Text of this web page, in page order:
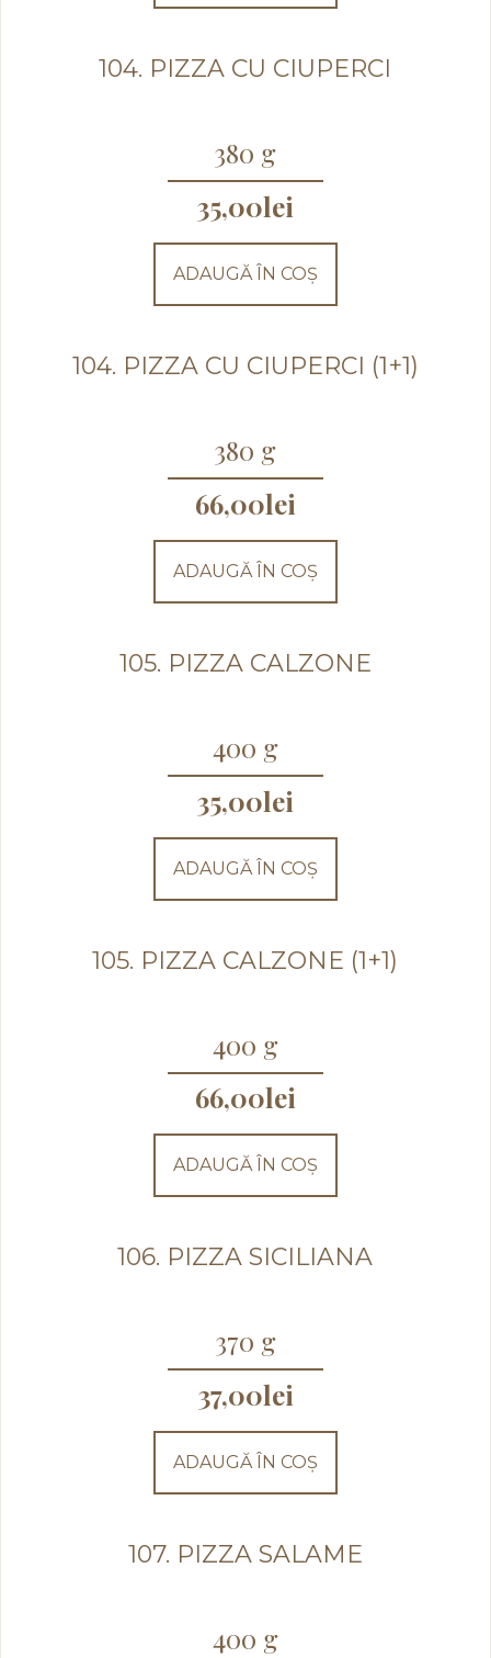
104. PIZZA CU CIUPERCI
380 g
35,00lei
ADAUGĂ ÎN COȘ
104. PIZZA CU CIUPERCI (1+1)
380 g
66,00lei
ADAUGĂ ÎN COȘ
105. PIZZA CALZONE
400 g
35,00lei
ADAUGĂ ÎN COȘ
105. PIZZA CALZONE (1+1)
400 g
66,00lei
ADAUGĂ ÎN COȘ
106. PIZZA SICILIANA
370 g
37,00lei
ADAUGĂ ÎN COȘ
107. PIZZA SALAME
400 g